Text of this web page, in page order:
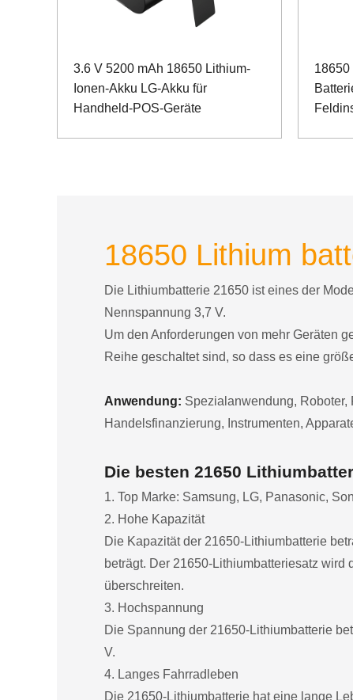
3.6 V 5200 mAh 18650 Lithium-
Ionen-Akku LG-Akku für
Handheld-POS-Geräte
18650
18650 Lithium
Die Lithiumbatterie 21650 ist eines der
Nennspannung 3,7 V.
Um den Anforderungen von mehr Geräten
Reihe geschaltet sind, so dass es eine
Anwendung: Spezialanwendung, Roboter,
Handelsfinanzierung, Instrumenten,
Die besten 21650
1. Top Marke: Samsung, LG, Panasonic,
2. Hohe Kapazität
Die Kapazität der 21650-Lithiumbatterie
beträgt. Der 21650-Lithiumbatteriesatz
überschreiten.
3. Hochspannung
Die Spannung der 21650-Lithiumbatterie
V.
4. Langes Fahrradleben
Die 21650-Lithiumbatterie hat eine lange